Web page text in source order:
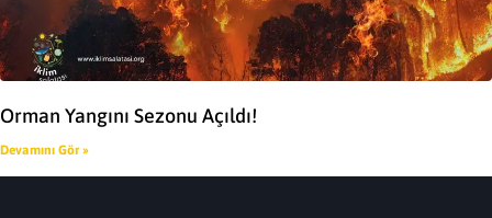
Orman Yangını Sezonu Açıldı!
Devamını Gör »